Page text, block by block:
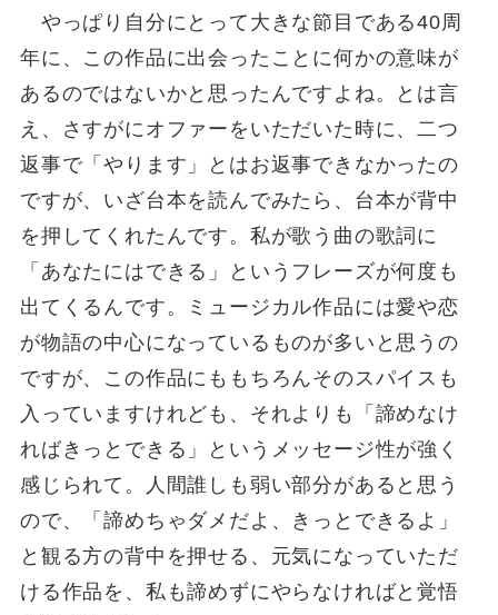
やっぱり自分にとって大きな節目である40周
年に、この作品に出会ったことに何かの意味が
あるのではないかと思ったんですよね。とは言
え、さすがにオファーをいただいた時に、二つ
返事で「やります」とはお返事できなかったの
ですが、いざ台本を読んでみたら、台本が背中
を押してくれたんです。私が歌う曲の歌詞に
「あなたにはできる」というフレーズが何度も
出てくるんです。ミュージカル作品には愛や恋
が物語の中心になっているものが多いと思うの
ですが、この作品にももちろんそのスパイスも
入っていますけれども、それよりも「諦めなけ
ればきっとできる」というメッセージ性が強く
感じられて。人間誰しも弱い部分があると思う
ので、「諦めちゃダメだよ、きっとできるよ」
と観る方の背中を押せる、元気になっていただ
ける作品を、私も諦めずにやらなければと覚悟